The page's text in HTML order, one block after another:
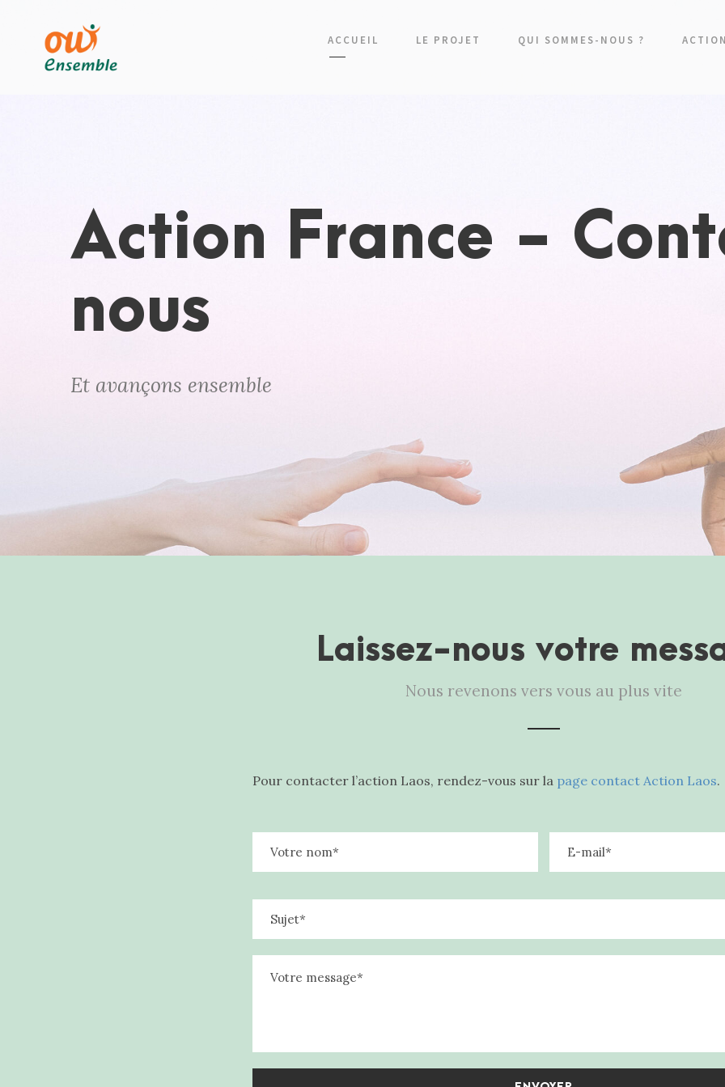
ACCUEIL LE PROJET QUI SOMMES-NOUS ?
Action France -
nous
Et avançons ensemble
Laissez-nous votre
Nous revenons vers vous au plus vite
Pour contacter l’action Laos, rendez-vous sur la page contact Action Laos.